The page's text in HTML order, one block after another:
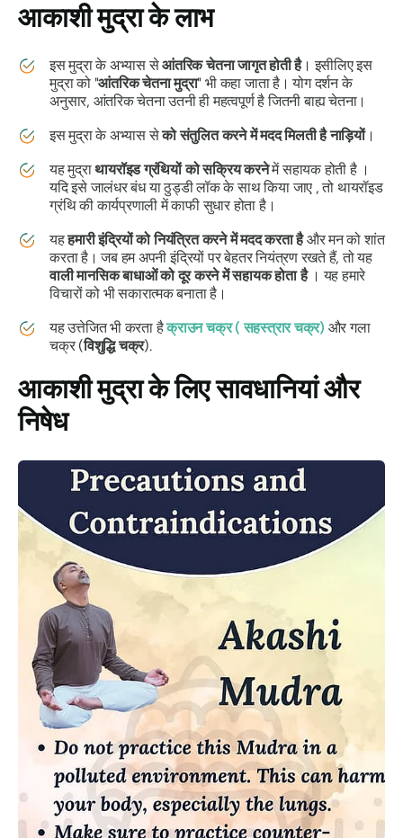
आकाशी मुद्रा केलाभ
इसमुद्रा के अभ्यास सेआंतरिक चेतना जागृत होती है। इसीलिए इस
मुद्रा को"आंतरिक चेतनामुद्रा" भी कहा जाता है। योग दर्शन के
अनुसार, आंतरिक चेतना उतनी ही महत्वपूर्ण है जितनी बाह्य चेतना।
इसमुद्रा के अभ्यास सेको संतुलित करने में मदद मिलती हैनाड़ियों।
यहमुद्राथायरॉइड ग्रंथियों को सक्रिय करनेमें सहायक होती है ।
यदि इसेजालंधर बंधया ठुड्डी लॉक के साथ किया जाए , तो थायरॉइड
ग्रंथि की कार्यप्रणाली में काफी सुधार होता है।
यहहमारी इंद्रियों को नियंत्रित करने में मदद करता हैऔर मन को शांत
करता है। जब हम अपनी इंद्रियों पर बेहतर नियंत्रण रखते हैं, तो यह
वाली मानसिक बाधाओं को दूर करने में सहायक होता है। यह हमारे
विचारों को भी सकारात्मक बनाता है।
यह उत्तेजित भी करता हैक्राउनचक्र(सहस्त्रार चक्र) और गला
चक्र(विशुद्धि चक्र).
आकाशी मुद्रा के लिएसावधानियां और
निषेध